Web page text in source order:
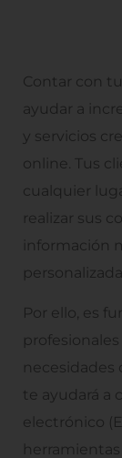
Contar con
ayudar a
y servicios
online. Tus
cualquier
realizar sus
información
Por ello, es
necesidades
te ayudará a
electrónico